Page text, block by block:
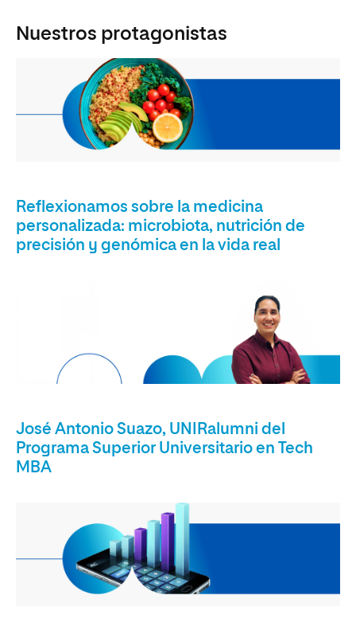
Nuestros protagonistas
Reflexionamos sobre la medicina
personalizada: microbiota, nutrición de
precisión y genómica en la vida real
José Antonio Suazo, UNIRalumni del
Programa Superior Universitario en Tech
MBA